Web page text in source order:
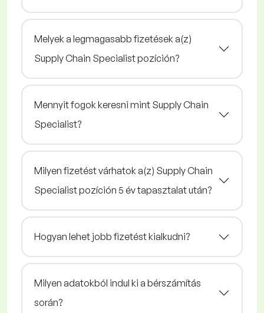
Melyek a legmagasabb fizetések a(z)
Supply Chain Specialist pozíción?
Mennyit fogok keresni mint Supply Chain
Specialist?
Milyen fizetést várhatok a(z) Supply Chain
Specialist pozíción 5 év tapasztalat után?
Hogyan lehet jobb fizetést kialkudni?
Milyen adatokból indul ki a bérszámítás
során?